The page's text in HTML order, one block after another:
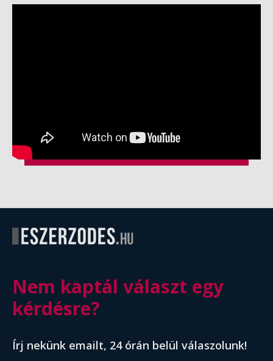
Nem kaptál választ egy
kérdésre?
Írj nekünk emailt, 24 órán belül válaszolunk!